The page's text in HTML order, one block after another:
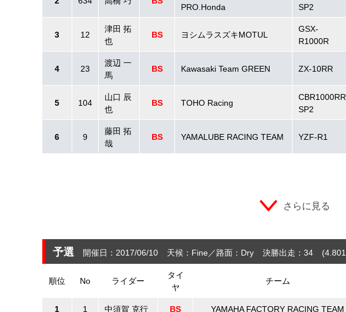
PRO.Honda
SP2
3 12
津田 拓
也
BS ヨシムラスズキMOTUL
GSX-
R1000R
4 23
渡辺 一
馬
BS Kawasaki Team GREEN ZX-10RR
5 104
山口 辰
也
BS TOHO Racing
CBR1000RR
SP2
6 9
藤田 拓
哉
BS YAMALUBE RACING TEAM YZF-R1
さらに見る
予選 開催日：2017/06/10 天候：Fine 路面：Dry 決勝出走：34 (4.801
順位 No ライダー
タイ
ヤ
チーム
1 1 中須賀 克行 BS YAMAHA FACTORY RACING TEAM